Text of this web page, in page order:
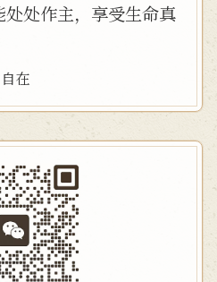
处作主，享受生命真
在